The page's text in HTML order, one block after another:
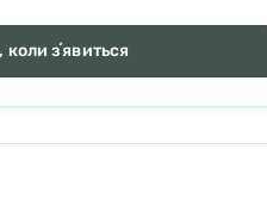
зʼявиться